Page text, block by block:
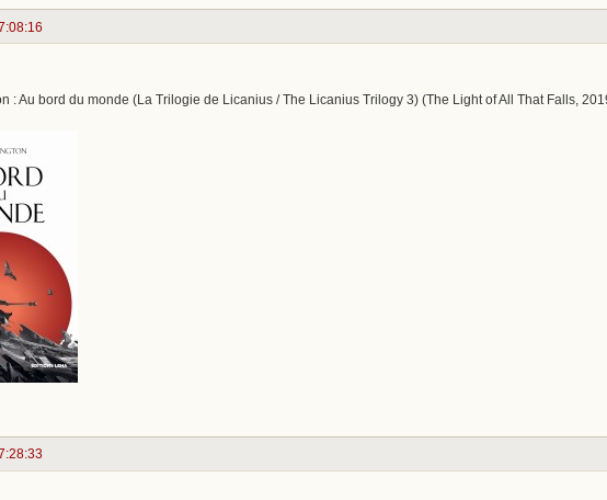
: Au bord du monde (La Trilogie de Licanius / The Licanius Trilogy 3) (The Light of All That Falls,